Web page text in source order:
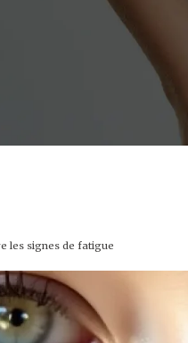
les signes de fatigue